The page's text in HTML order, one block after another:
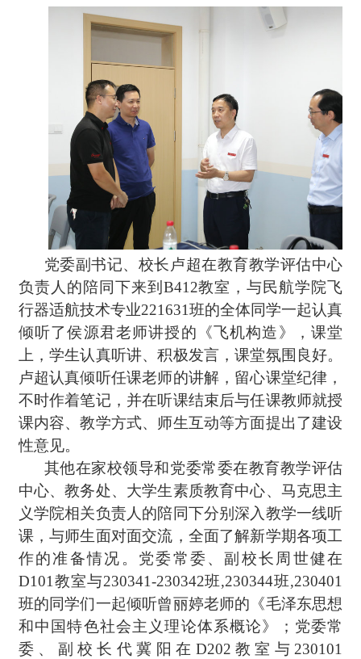
党委副书记、校长卢超在教育教学评估中心
负责人的陪同下来到B412教室，与民航学院飞
行器适航技术专业221631班的全体同学一起认真
倾听了侯源君老师讲授的《飞机构造》，课堂
上，学生认真听讲、积极发言，课堂氛围良好。
卢超认真倾听任课老师的讲解，留心课堂纪律，
不时作着笔记，并在听课结束后与任课教师就授
课内容、教学方式、师生互动等方面提出了建设
性意见。
其他在家校领导和党委常委在教育教学评估
中心、教务处、大学生素质教育中心、马克思主
义学院相关负责人的陪同下分别深入教学一线听
课，与师生面对面交流，全面了解新学期各项工
作的准备情况。党委常委、副校长周世健在
D101教室与230341-230342班,230344班,230401
班的同学们一起倾听曾丽婷老师的《毛泽东思想
和中国特色社会主义理论体系概论》；党委常
委、副校长代冀阳在D202教室与230101